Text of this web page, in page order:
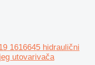
1616645 hidraulični
utovarivača